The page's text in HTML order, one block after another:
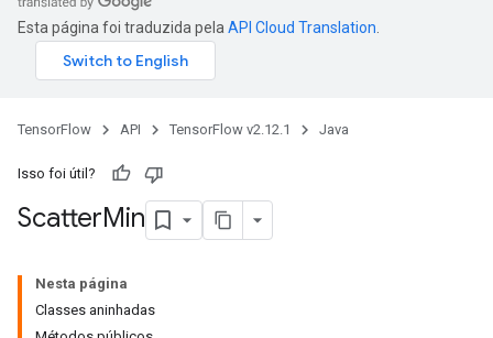
Esta página foi traduzida pela API Cloud Translation
TensorFlow API TensorFlow v2.12.1 Java
Isso foi útil?
ScatterMin
Nesta página
Classes aninhadas